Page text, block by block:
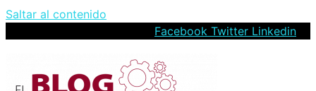
Saltar al contenido
Facebook Twitter Linkedin